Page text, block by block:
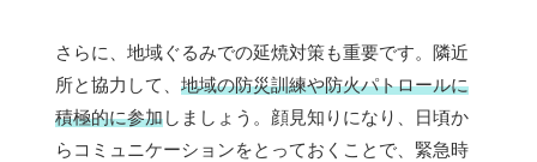
さらに、地域ぐるみでの延焼対策も重要です。隣近
所と協力して、 地域の防災訓練や防火パトロールに
積極的に参加しましょう。顔見知りになり、日頃か
らコミュニケーションをとっておくことで、緊急時